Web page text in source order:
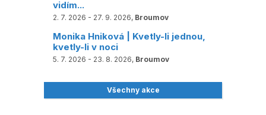
vidím...
2. 7. 2026 - 27. 9. 2026, Broumov
Monika Hniková | Kvetly-li jednou,
kvetly-li v noci
5. 7. 2026 - 23. 8. 2026, Broumov
Všechny akce